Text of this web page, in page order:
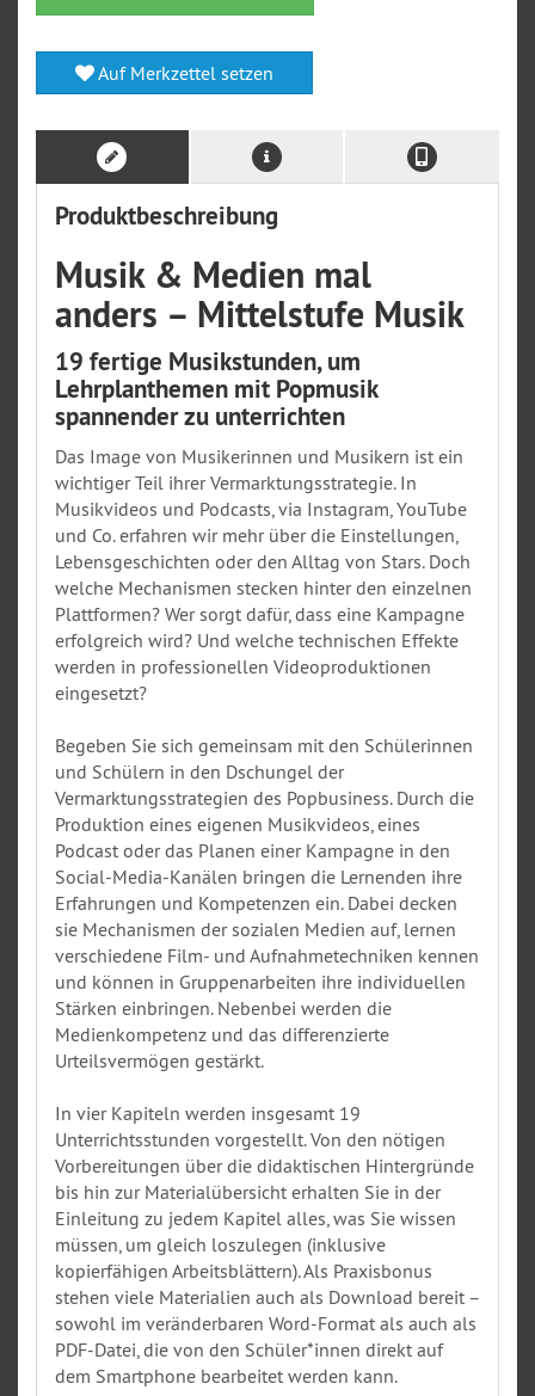
Auf Merkzettel setzen
Produktbeschreibung
Musik & Medien mal
anders – Mittelstufe Musik
19 fertige Musikstunden, um
Lehrplanthemen mit Popmusik
spannender zu unterrichten
Das Image von Musikerinnen und Musikern ist ein
wichtiger Teil ihrer Vermarktungsstrategie. In
Musikvideos und Podcasts, via Instagram, YouTube
und Co. erfahren wir mehr über die Einstellungen,
Lebensgeschichten oder den Alltag von Stars. Doch
welche Mechanismen stecken hinter den einzelnen
Plattformen? Wer sorgt dafür, dass eine Kampagne
erfolgreich wird? Und welche technischen Effekte
werden in professionellen Videoproduktionen
eingesetzt?
Begeben Sie sich gemeinsam mit den Schülerinnen
und Schülern in den Dschungel der
Vermarktungsstrategien des Popbusiness. Durch die
Produktion eines eigenen Musikvideos, eines
Podcast oder das Planen einer Kampagne in den
Social-Media-Kanälen bringen die Lernenden ihre
Erfahrungen und Kompetenzen ein. Dabei decken
sie Mechanismen der sozialen Medien auf, lernen
verschiedene Film- und Aufnahmetechniken kennen
und können in Gruppenarbeiten ihre individuellen
Stärken einbringen. Nebenbei werden die
Medienkompetenz und das differenzierte
Urteilsvermögen gestärkt.
In vier Kapiteln werden insgesamt 19
Unterrichtsstunden vorgestellt. Von den nötigen
Vorbereitungen über die didaktischen Hintergründe
bis hin zur Materialübersicht erhalten Sie in der
Einleitung zu jedem Kapitel alles, was Sie wissen
müssen, um gleich loszulegen (inklusive
kopierfähigen Arbeitsblättern). Als Praxisbonus
stehen viele Materialien auch als Download bereit –
sowohl im veränderbaren Word-Format als auch als
PDF-Datei, die von den Schüler*innen direkt auf
dem Smartphone bearbeitet werden kann.